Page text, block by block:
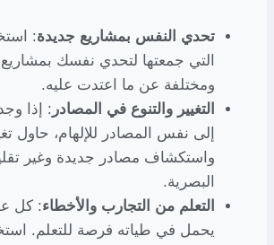
تحدي النفس بمشاريع جديدة:
التي جمعتها لتحدي نفسك
ومختلفة عن ما اعتدت عليه.
التغيير والتنوع في المصادر : إذا
إلى نفس المصادر للإلهام، حاول
واستكشاف مصادر جديدة وغير
البصرية.
التعلم من التجارب والأخطاء: كل
يحمل في طياته فرصة للتعلم.